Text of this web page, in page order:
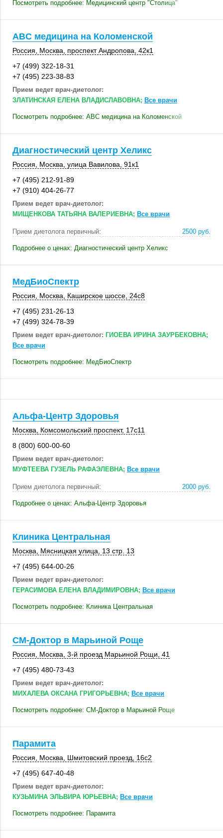
Посмотреть подробнее: Медицинский центр "Столица"
ABC медицина на Коломенской
Россия Москва проспект Андропова 42к1
+7 (499) 322-18-31
+7 (495) 223-38-83
Прием ведет врач-диетолог:
ЗЛАТИНСКАЯ ЕЛЕНА ВЛАДИСЛАВОВНА; Все врачи
Посмотреть подробнее: ABC медицина на Коломенской
Диагностический центр Хеликс
Россия Москва улица Вавилова 91к1
+7 (495) 212-91-89
+7 (910) 404-26-77
Прием ведет врач-диетолог:
МИЩЕНКОВА ТАТЬЯНА ВАЛЕРИЕВНА; Все врачи
Прием диетолога первичный: 2500 руб.
Подробнее о ценах: Диагностический центр Хеликс
МедБиоСпектр
Россия Москва Каширское шоссе 24с8
+7 (495) 231-26-13
+7 (499) 324-78-39
Прием ведет врач-диетолог: ГИОЕВА ИРИНА ЗАУРБЕКОВНА;
Все врачи
Посмотреть подробнее: МедБиоСпектр
Альфа-Центр Здоровья
Москва , Комсомольский проспект, 17с11
8 (800) 600-00-60
Прием ведет врач-диетолог:
МУФТЕЕВА ГУЗЕЛЬ РАФАЭЛЕВНА; Все врачи
Прием диетолога первичный: 2000 руб.
Подробнее о ценах: Альфа-Центр Здоровья
Клиника Центральная
Москва Мясницкая улица
13 стр. 13
+7 (495) 644-00-26
Прием ведет врач-диетолог:
ГЕРАСИМОВА ЕЛЕНА ВЛАДИМИРОВНА; Все врачи
Посмотреть подробнее: Клиника Центральная
СМ-Доктор в Марьиной Роще
Россия Москва , 3-й проезд Марьиной Рощи, 41
+7 (495) 480-73-43
Прием ведет врач-диетолог:
МИХАЛЕВА ОКСАНА ГРИГОРЬЕВНА; Все врачи
Посмотреть подробнее: СМ-Доктор в Марьиной Роще
Парамита
Россия Москва Шмитовский проезд
16с2
+7 (495) 647-40-48
Прием ведет врач-диетолог:
КУЗЬМИНА ЭЛЬВИРА ЮРЬЕВНА; Все врачи
Посмотреть подробнее: Парамита